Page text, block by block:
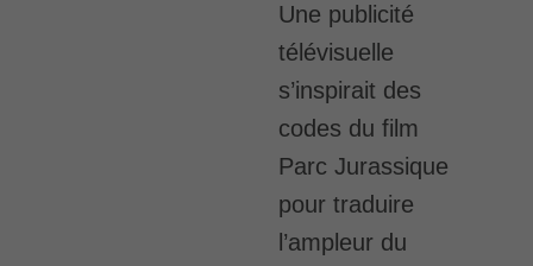
Une publicité
télévisuelle
s’inspirait des
codes du film
Parc Jurassique
pour traduire
l’ampleur du